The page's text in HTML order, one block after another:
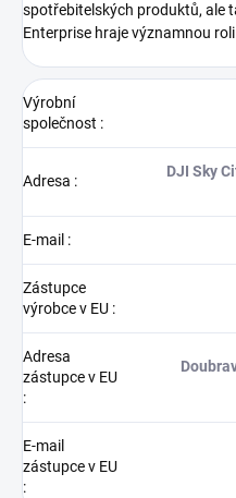
spotřebitelských produktů, ale
Enterprise hraje významnou
Výrobní
společnost :
Adresa :
DJI Sky
E-mail :
Zástupce
výrobce v EU :
Adresa
zástupce v EU
:
E-mail
zástupce v EU
: